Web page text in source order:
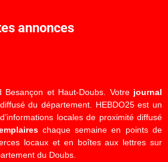
annonces
Besançon et Haut-Doubs. Votre journal
du département. HEBDO25 est un
locales de proximité diffusé
chaque semaine en points de
locaux et en boîtes aux lettres sur
du Doubs.